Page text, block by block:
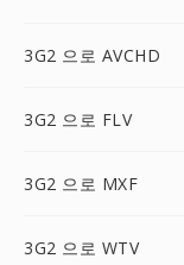
3G2 으로 AVCHD
3G2 으로 FLV
3G2 으로 MXF
3G2 으로 WTV